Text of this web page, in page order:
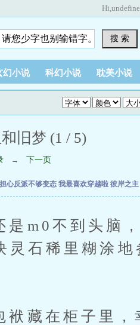
Hi,
搜 索
幻小说 科幻小说 耽美小说
旧梦 (1 / 5)
→ 下一页
心反派不够变态 我最喜欢穿越啦 彼岸之主
不到头脑，
灵石稀里糊涂地
在柜子里，